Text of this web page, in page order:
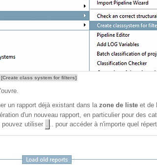
class system for filters]
un rapport déjà existant dans la zone de liste et de
d'un nouveau rapport, en particulier pour des
utiliser . .. pour accéder à n'importe quel